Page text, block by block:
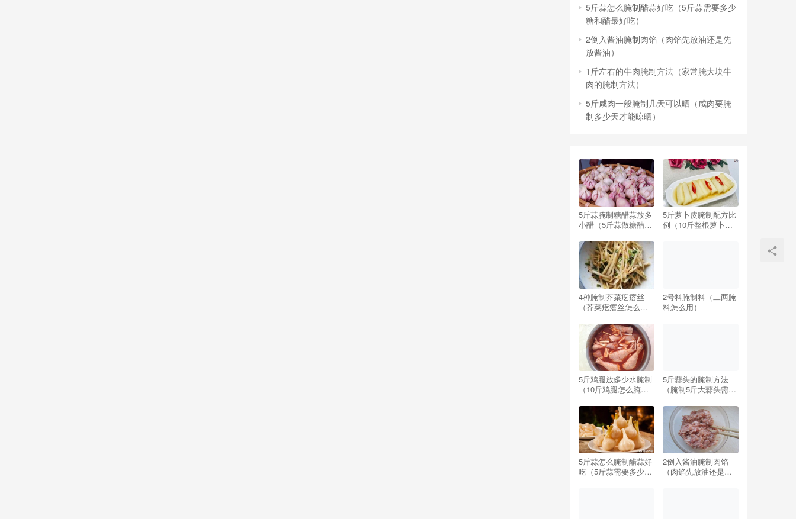
5斤蒜怎么腌制醋蒜好吃（5斤蒜需要多少
糖和醋最好吃）
2倒入酱油腌制肉馅（肉馅先放油还是先
放酱油）
1斤左右的牛肉腌制方法（家常腌大块牛
肉的腌制方法）
5斤咸肉一般腌制几天可以晒（咸肉要腌
制多少天才能晾晒）
5斤蒜腌制糖醋蒜放多
小醋（5斤蒜做糖醋蒜,
5斤萝卜皮腌制配方比
例（10斤整根萝卜腌
4种腌制芥菜疙瘩丝
（芥菜疙瘩丝怎么腌
2号料腌制料（二两腌
料怎么用）
5斤鸡腿放多少水腌制
（10斤鸡腿怎么腌制
5斤蒜头的腌制方法
（腌制5斤大蒜头需要
5斤蒜怎么腌制醋蒜好
吃（5斤蒜需要多少糖
2倒入酱油腌制肉馅
（肉馅先放油还是先